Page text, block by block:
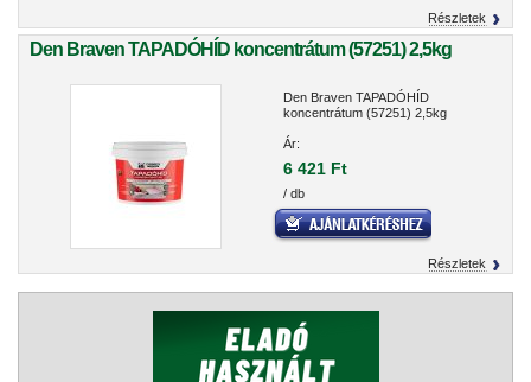
Részletek
Den Braven TAPADÓHÍD koncentrátum (57251) 2,5kg
Den Braven TAPADÓHÍD
koncentrátum (57251) 2,5kg
Ár:
6 421 Ft
/ db
Részletek